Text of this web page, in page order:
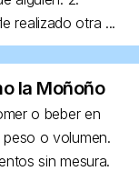
realizado otra ...
la Moñoño
o beber en
o volumen.
sin mesura.